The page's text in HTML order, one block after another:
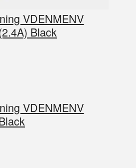
VDENMENV
Black
VDENMENV